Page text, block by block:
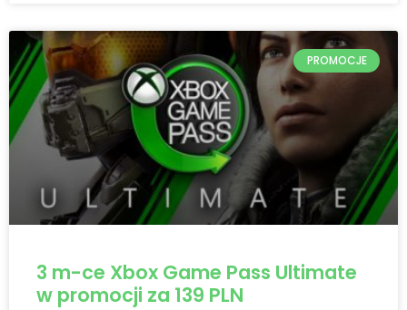
PROMOCJE
3 m-ce Xbox Game Pass Ultimate
w promocji za 139 PLN